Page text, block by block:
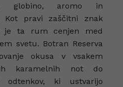
globino, aromo in
Kot pravi zaščitni znak
je ta rum cenjen med
svetu. Botran Reserva
okusa v vsakem
karamelnih not do
odtenkov, ki ustvarijo